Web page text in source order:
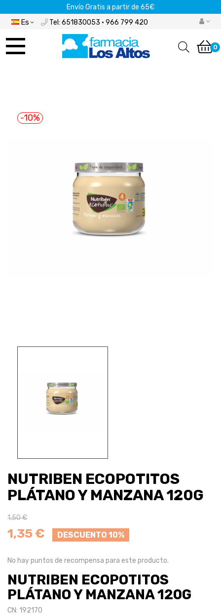
Envío Gratis a partir de 65€
Es Tel: 651830053 · 966 799 420
Navegación 0
-10%
NUTRIBEN ECOPOTITOS
PLÁTANO Y MANZANA 120G
1,50 €
1,35 € DESCUENTO 10%
No hay puntos de recompensa para este producto.
NUTRIBEN ECOPOTITOS
PLÁTANO Y MANZANA 120G
CN: 192170